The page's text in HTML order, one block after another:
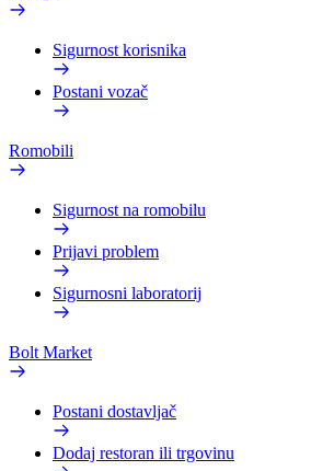
Sigurnost korisnika
Postani vozač
Romobili
Sigurnost na romobilu
Prijavi problem
Sigurnosni laboratorij
Bolt Market
Postani dostavljač
Dodaj restoran ili trgovinu